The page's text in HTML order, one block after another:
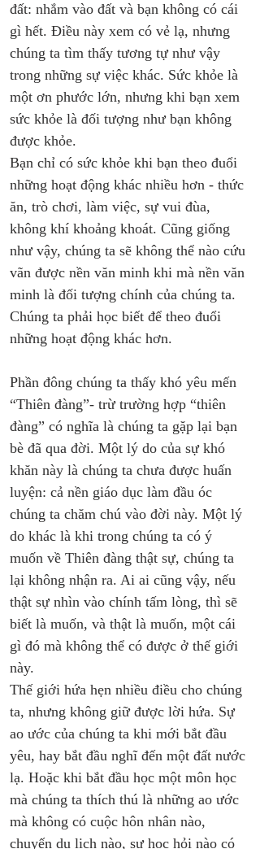
đất: nhắm vào đất và bạn không có cái
gì hết. Điều này xem có vẻ lạ, nhưng
chúng ta tìm thấy tương tự như vậy
trong những sự việc khác. Sức khỏe là
một ơn phước lớn, nhưng khi bạn xem
sức khỏe là đối tượng như bạn không
được khỏe.
Bạn chỉ có sức khỏe khi bạn theo đuổi
những hoạt động khác nhiều hơn - thức
ăn, trò chơi, làm việc, sự vui đùa,
không khí khoảng khoát. Cũng giống
như vậy, chúng ta sẽ không thể nào cứu
vãn được nền văn minh khi mà nền văn
minh là đối tượng chính của chúng ta.
Chúng ta phải học biết để theo đuổi
những hoạt động khác hơn.
Phần đông chúng ta thấy khó yêu mến
“Thiên đàng”- trừ trường hợp “thiên
đàng” có nghĩa là chúng ta gặp lại bạn
bè đã qua đời. Một lý do của sự khó
khăn này là chúng ta chưa được huấn
luyện: cả nền giáo dục làm đầu óc
chúng ta chăm chú vào đời này. Một lý
do khác là khi trong chúng ta có ý
muốn về Thiên đàng thật sự, chúng ta
lại không nhận ra. Ai ai cũng vậy, nếu
thật sự nhìn vào chính tấm lòng, thì sẽ
biết là muốn, và thật là muốn, một cái
gì đó mà không thể có được ở thế giới
này.
Thế giới hứa hẹn nhiều điều cho chúng
ta, nhưng không giữ được lời hứa. Sự
ao ước của chúng ta khi mới bắt đầu
yêu, hay bắt đầu nghĩ đến một đất nước
lạ. Hoặc khi bắt đầu học một môn học
mà chúng ta thích thú là những ao ước
mà không có cuộc hôn nhân nào,
chuyến du lịch nào, sự học hỏi nào có